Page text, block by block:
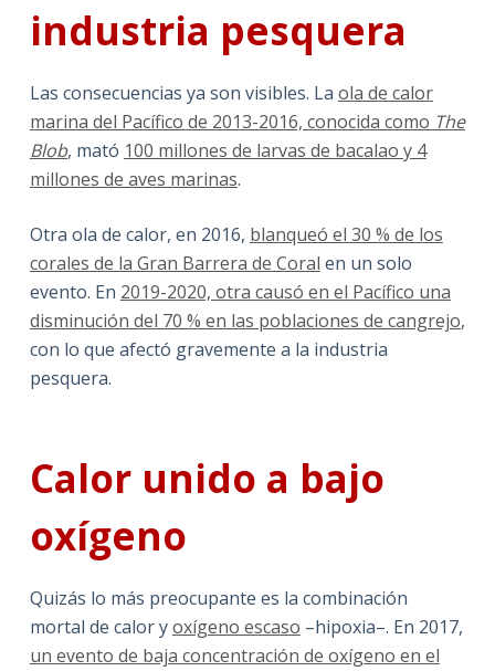
industria pesquera
Las consecuencias ya son visibles. La ola de calor
marina del Pacífico de 2013-2016, conocida como The
Blob, mató 100 millones de larvas de bacalao y 4
millones de aves marinas.
Otra ola de calor, en 2016, blanqueó el 30 % de los
corales de la Gran Barrera de Coral en un solo
evento. En 2019-2020, otra causó en el Pacífico una
disminución del 70 % en las poblaciones de cangrejo,
con lo que afectó gravemente a la industria
pesquera.
Calor unido a bajo
oxígeno
Quizás lo más preocupante es la combinación
mortal de calor yoxígeno escaso –hipoxia–. En 2017,
un evento de baja concentración de oxígeno en el